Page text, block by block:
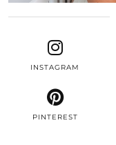
INSTAGRAM
PINTEREST